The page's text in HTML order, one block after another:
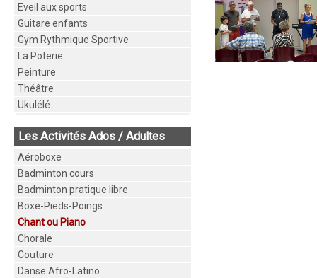
Eveil aux sports
Guitare enfants
Gym Rythmique Sportive
La Poterie
Peinture
Théâtre
Ukulélé
Les Activités Ados / Adultes
Aéroboxe
Badminton cours
Badminton pratique libre
Boxe-Pieds-Poings
Chant ou Piano
Chorale
Couture
Danse Afro-Latino